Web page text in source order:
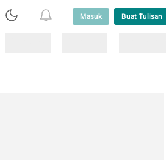
Masuk Buat Tulisan